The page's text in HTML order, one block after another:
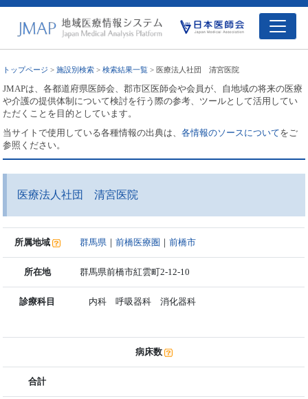
トップページ >施設別検索 >検索結果一覧 > 医療法人社団 清宮医院
JMAPは、各都道府県医師会、郡市区医師会や会員が、自地域の将来の医療
や介護の提供体制について検討を行う際の参考、ツールとして活用してい
ただくことを目的としています。
当サイトで使用している各種情報の出典は、各情報のソースについてをご
参照ください。
医療法人社団 清宮医院
所属地域 群馬県 ｜前橋医療圏 ｜前橋市
所在地 群馬県前橋市紅雲町2-12-10
診療科目 内科 呼吸器科 消化器科
病床数
合計